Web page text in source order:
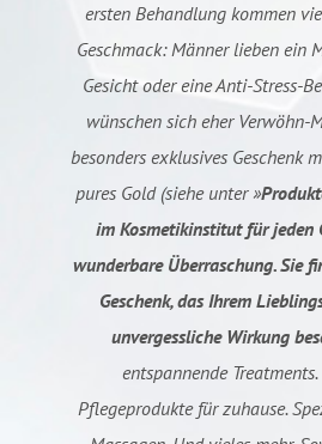
ersten Behandlung kommen
Geschmack: Männer lieben ein
Gesicht oder eine Anti-Stress-
wünschen sich eher Verwöhn-
besonders exklusives Geschenk
pures Gold (siehe unter »
im Kosmetikinstitut für jeden
wunderbare Überraschung. Sie
Geschenk, das Ihrem
unvergessliche Wirkung
entspannende
Pflegeprodukte für zuhause.